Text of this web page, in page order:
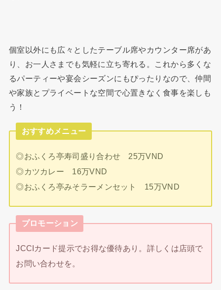
個室以外にも広々としたテーブル席やカウンター席があ
り、お一人さまでも気軽に立ち寄れる。これから多くな
るパーティーや宴会シーズンにもぴったりなので、仲間
や家族とプライベートな空間で心置きなく食事を楽しも
う！
おすすめメニュー
◎おふくろ亭寿司盛り合わせ 25万VND
◎カツカレー 16万VND
◎おふくろ亭みそラーメンセット 15万VND
プロモーション
JCCIカード提示でお得な優待あり。詳しくは店頭で
お問い合わせを。